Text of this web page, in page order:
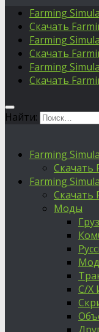
Farming
Скачать
Farming
Скачать
Farming
Скачать
Найти:
Farming
Скачать
Farming
Скачать
Моды
С/Х